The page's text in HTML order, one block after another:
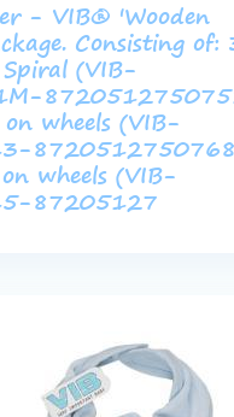
- VIB® 'Wooden
Consisting of:
(VIB-
wheels (VIB-
wheels (VIB-
87205127